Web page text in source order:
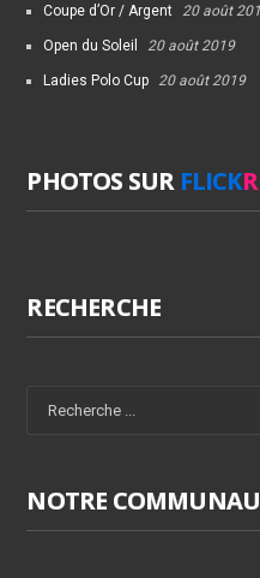
Coupe d’Or / Argent 20 août
Open du Soleil 20 août 2019
Ladies Polo Cup 20 août 2019
PHOTOS SUR FLICKR
RECHERCHE
NOTRE